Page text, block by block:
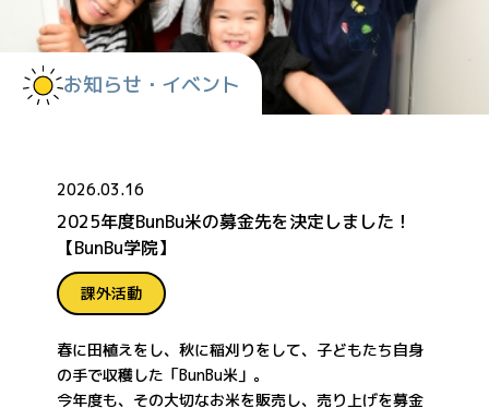
お知らせ・イベント
2026.03.16
2025年度BunBu米の募金先を決定しました！
【BunBu学院】
課外活動
春に田植えをし、秋に稲刈りをして、子どもたち自身
の手で収穫した「BunBu米」。
今年度も、その大切なお米を販売し、売り上げを募金